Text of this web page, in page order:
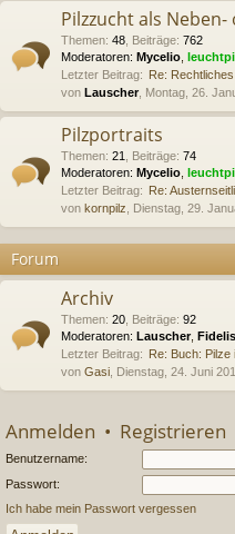
Pilzzucht als
Themen: 48 Beiträge: 762
Moderatoren: Mycelio
Letzter Beitrag: Re:
von Lauscher, Montag, 26.
Pilzportraits
Themen: 21 Beiträge: 74
Moderatoren: Mycelio
Letzter Beitrag: Re:
von kornpilz , Dienstag, 29.
Forum
Archiv
Themen: 20 Beiträge: 92
Moderatoren: Lauscher, Fidelis
Letzter Beitrag: Re: Buch: Pilze
von Gasi , Dienstag, 24. Juni
Anmelden • Registrieren
Benutzername:
Passwort:
Ich habe mein Passwort vergessen